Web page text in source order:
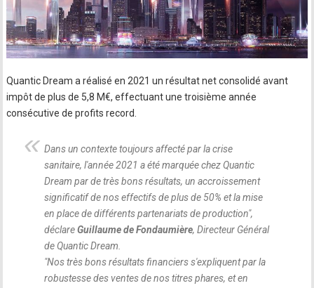
Quantic Dream a réalisé en 2021 un résultat net consolidé avant
impôt de plus de 5,8 M€, effectuant une troisième année
consécutive de profits record.
Dans un contexte toujours affecté par la crise
sanitaire, l'année 2021 a été marquée chez Quantic
Dream par de très bons résultats, un accroissement
significatif de nos effectifs de plus de 50% et la mise
en place de différents partenariats de production",
déclareGuillaume de Fondaumière, Directeur Général
de Quantic Dream.
"Nos très bons résultats financiers s'expliquent par la
robustesse des ventes de nos titres phares, et en